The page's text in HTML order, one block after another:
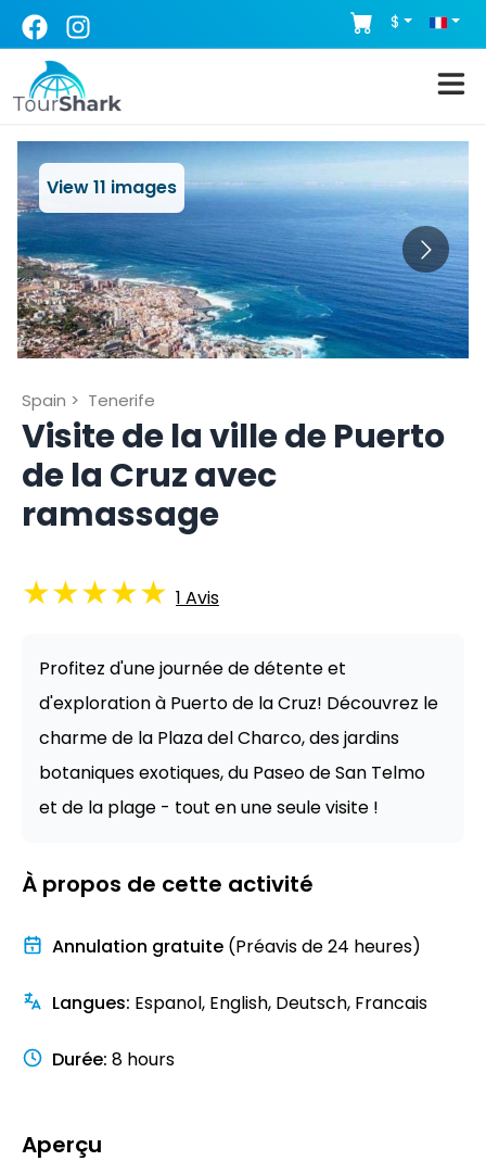
$
View11 images
Spain > Tenerife
Visite de la ville de Puerto
de la Cruz avec
ramassage
★★★★★ 1 Avis
Profitez d'une journée de détente et
d'exploration à Puerto de la Cruz! Découvrez le
charme de la Plaza del Charco, des jardins
botaniques exotiques, du Paseo de San Telmo
et de la plage - tout en une seule visite !
À propos de cette activité
Annulation gratuite (Préavis de 24 heures)
Langues: Espanol, English, Deutsch, Francais
Durée: 8 hours
Aperçu